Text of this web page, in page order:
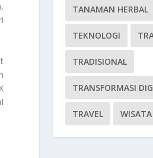
TANAMAN HERBAL
TEKNOLOGI
TRADISIONAL
TRANSFORMASI
TRAVEL WISATA